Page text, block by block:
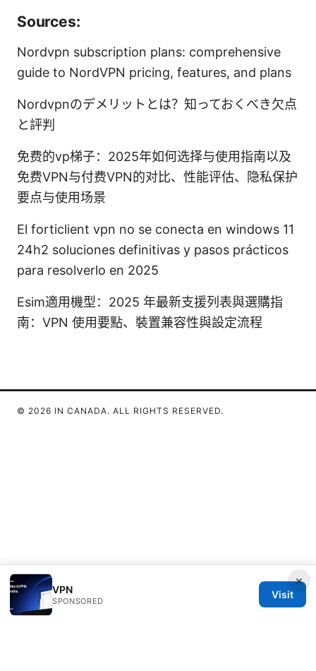
Sources:
Nordvpn subscription plans: comprehensive
guide to NordVPN pricing, features, and plans
Nordvpnのデメリットとは？知っておくべき欠点
と評判
免费的vp梯子：2025年如何选择与使用指南以及
免费VPN与付费VPN的对比、性能评估、隐私保护
要点与使用场景
El forticlient vpn no se conecta en windows 11
24h2 soluciones definitivas y pasos prácticos
para resolverlo en 2025
Esim適用機型：2025 年最新支援列表與選購指
南：VPN 使用要點、裝置兼容性與設定流程
×
VPN
SPONSORED
Visit
© 2026 IN CANADA. ALL RIGHTS RESERVED.